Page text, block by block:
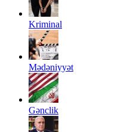
Kriminal
Mədəniyyət
Gənclik